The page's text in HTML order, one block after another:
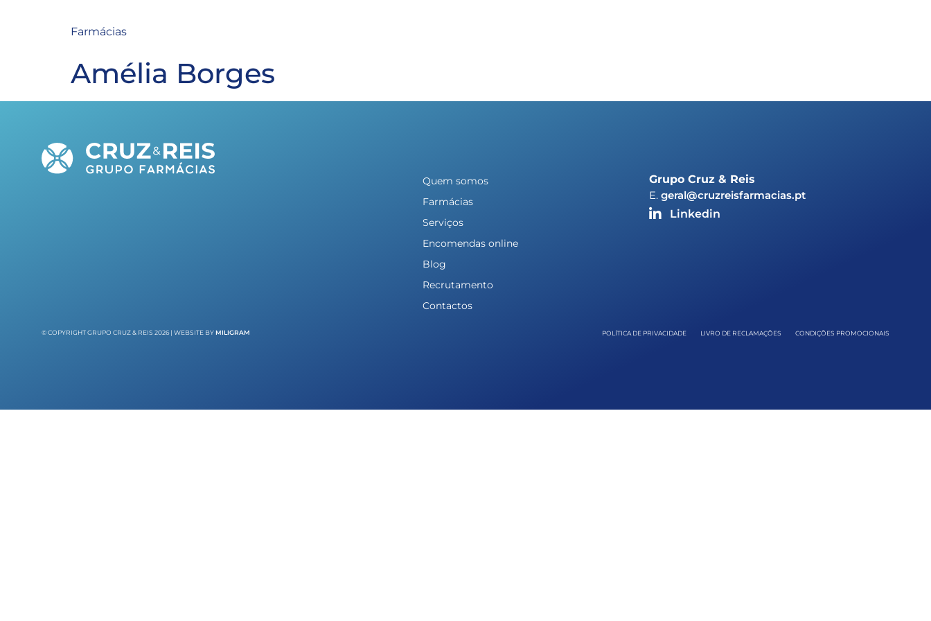
Farmácias
Amélia Borges
Quem somos
Farmácias
Serviços
Encomendas online
Blog
Recrutamento
Contactos
Grupo Cruz & Reis
E.geral@cruzreisfarmacias.pt
Linkedin
© COPYRIGHT GRUPO CRUZ & REIS 2026 | WEBSITE BYMILIGRAM POLÍTICA DE PRIVACIDADE LIVRO DE RECLAMAÇÕES CONDIÇÕES PROMOCIONAIS